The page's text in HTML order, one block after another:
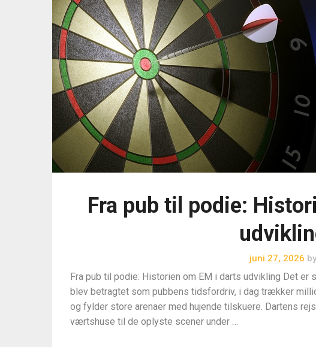
Fra pub til podie:
juni 27, 2026 by
Fra pub til podie: Historien om EM i darts udvikling Det
blev betragtet som pubbens tidsfordriv, i dag trækker
og fylder store arenaer med hujende tilskuere. Dartens
værtshuse til de oplyste scener under …